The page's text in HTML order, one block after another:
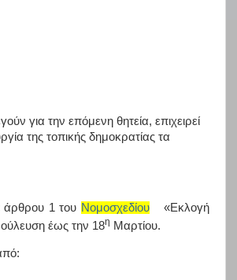
για την επόμενη θητεία, επιχειρεί
της τοπικής δημοκρατίας τα
άρθρου 1 του Νομοσχεδίου
«Εκλογή
έως την 18η Μαρτίου.